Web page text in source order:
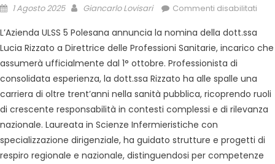
1 Agosto 2025 Giancarlo Lovisari Commenti disabilitati
L’Azienda ULSS 5 Polesana annuncia la nomina della dott.ssa
Lucia Rizzato a Direttrice delle Professioni Sanitarie, incarico che
assumerà ufficialmente dal 1° ottobre. Professionista di
consolidata esperienza, la dott.ssa Rizzato ha alle spalle una
carriera di oltre trent’anni nella sanità pubblica, ricoprendo ruoli
di crescente responsabilità in contesti complessi e di rilevanza
nazionale. Laureata in Scienze Infermieristiche con
specializzazione dirigenziale, ha guidato strutture e progetti di
respiro regionale e nazionale, distinguendosi per competenze